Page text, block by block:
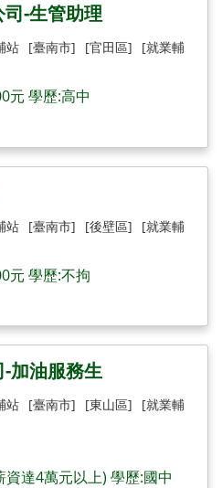
-生管助理
站 [臺南市] [官田區]
[就業輔
元 學歷:高中
站 [臺南市] [後壁區]
[就業輔
元 學歷:不拘
加油服務生
站 [臺南市] [東山區]
[就業輔
達4萬元以上) 學歷:國中